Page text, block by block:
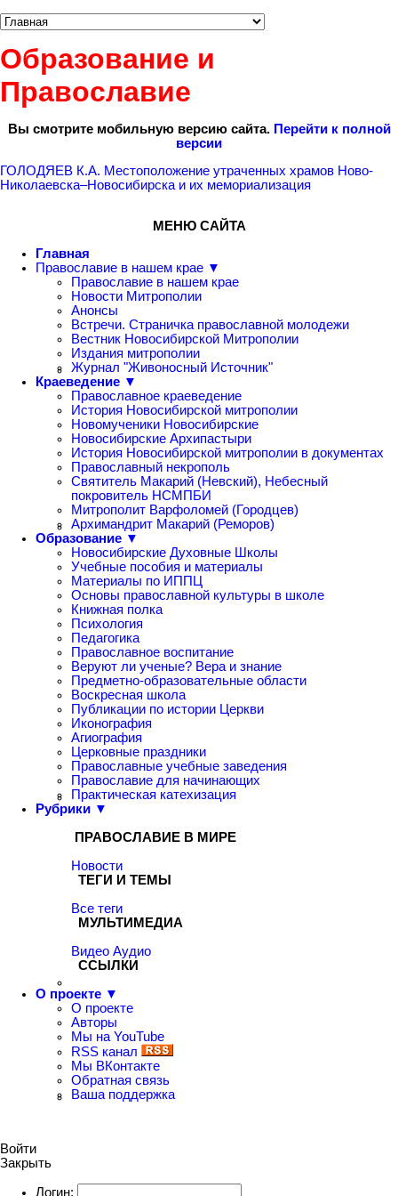
Образование и
Православие
Вы смотрите мобильную версию сайта. Перейти к полной
версии
ГОЛОДЯЕВ К.А. Местоположение утраченных храмов Ново-
Николаевска–Новосибирска и их мемориализация
МЕНЮ САЙТА
Главная
Православие в нашем крае ▼
Православие в нашем крае
Новости Митрополии
Анонсы
Встречи. Страничка православной молодежи
Вестник Новосибирской Митрополии
Издания митрополии
Журнал "Живоносный Источник"
Краеведение ▼
Православное краеведение
История Новосибирской митрополии
Новомученики Новосибирские
Новосибирские Архипастыри
История Новосибирской митрополии в документах
Православный некрополь
Святитель Макарий (Невский), Небесный
покровитель НСМПБИ
Митрополит Варфоломей (Городцев)
Архимандрит Макарий (Реморов)
Образование ▼
Новосибирские Духовные Школы
Учебные пособия и материалы
Материалы по ИППЦ
Основы православной культуры в школе
Книжная полка
Психология
Педагогика
Православное воспитание
Веруют ли ученые? Вера и знание
Предметно-образовательные области
Воскресная школа
Публикации по истории Церкви
Иконография
Агиография
Церковные праздники
Православные учебные заведения
Православие для начинающих
Практическая катехизация
Рубрики ▼
ПРАВОСЛАВИЕ В МИРЕ
Новости
ТЕГИ И ТЕМЫ
Все теги
МУЛЬТИМЕДИА
Видео Аудио
ССЫЛКИ
О проекте ▼
О проекте
Авторы
Мы на YouTube
RSS канал
Мы ВКонтакте
Обратная связь
Ваша поддержка
Войти
Закрыть
Логин: